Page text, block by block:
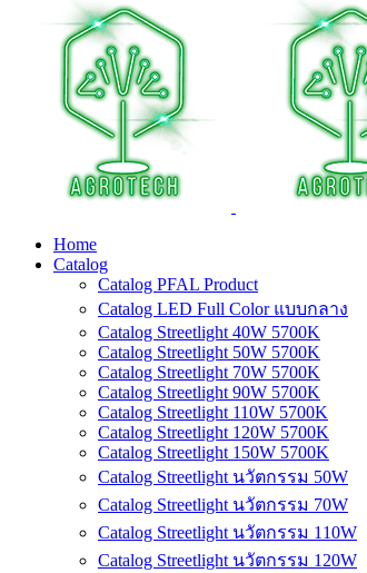
Home
Catalog
Catalog PFAL Product
Catalog LED Full Color แบบกลาง
Catalog Streetlight 40W 5700K
Catalog Streetlight 50W 5700K
Catalog Streetlight 70W 5700K
Catalog Streetlight 90W 5700K
Catalog Streetlight 110W 5700K
Catalog Streetlight 120W 5700K
Catalog Streetlight 150W 5700K
Catalog Streetlight นวัตกรรม 50W
Catalog Streetlight นวัตกรรม 70W
Catalog Streetlight นวัตกรรม 110W
Catalog Streetlight นวัตกรรม 120W